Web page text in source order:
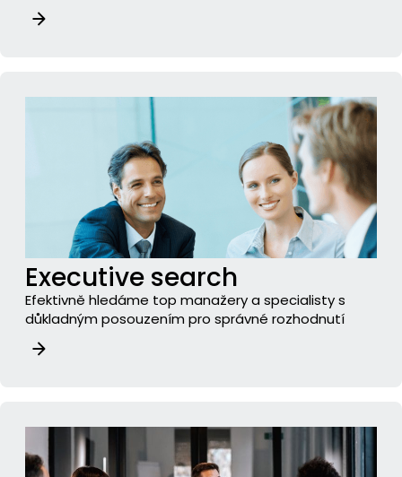
Executive search
Efektivně hledáme top manažery a specialisty s
důkladným posouzením pro správné rozhodnutí